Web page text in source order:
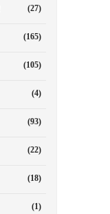
(27)
(165)
(105)
(4)
(93)
(22)
(18)
(1)